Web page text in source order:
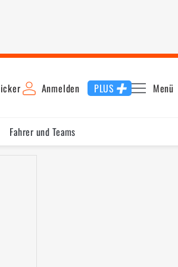
Anmelden PLUS Menü
Fahrer und Teams